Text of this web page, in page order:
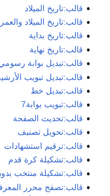
قالب:تاريخ الميلاد
قالب:تاريخ الميلاد والعمر2
قالب:تاريخ بداية
قالب:تاريخ نهاية
قالب:تبديل بوابة
قالب:تبديل تبويب
قالب:تبديل خط
قالب:تبويب بوابة7
قالب:تحديث الصفحة
قالب:تحويل تصنيف
قالب:ترقيم استشهادات
قالب:تشكيلة كرة قدم
قالب:تشكيلة منتخب
قالب:تصفح محرر